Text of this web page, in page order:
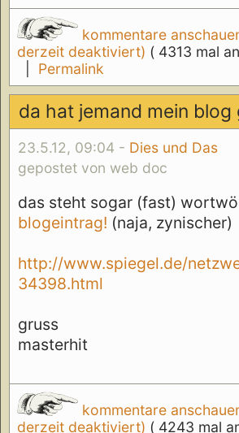
kommentare
derzeit deaktiviert) ( 4313 mal
Permalink
da hat jemand mein blog
23.5.12, 09:04 - Dies und Das
gepostet von web doc
das steht sogar (fast)
blogeintrag! (naja, zynischer)
http://www.spiegel.de/
34398.html
gruss
masterhit
kommentare
derzeit deaktiviert) ( 4243 mal